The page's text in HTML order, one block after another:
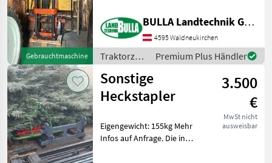
Gebrauchtmaschine
Gitterbox Privatverkauf
6763513270
Traktorzubehör
Heckstapler
BULLA Landtechnik GmbH
4595 Waldneukirchen
Traktorzubehör
/ Sonstige
Premium Plus Händler
Sonstige
Heckstapler
3.500
€
MwSt nicht
ausweisbar
Eigengewicht: 155kg Mehr
Infos auf Anfrage. Die in